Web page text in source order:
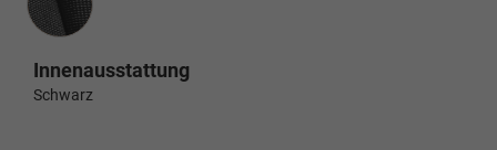
Innenausstattung
Schwarz